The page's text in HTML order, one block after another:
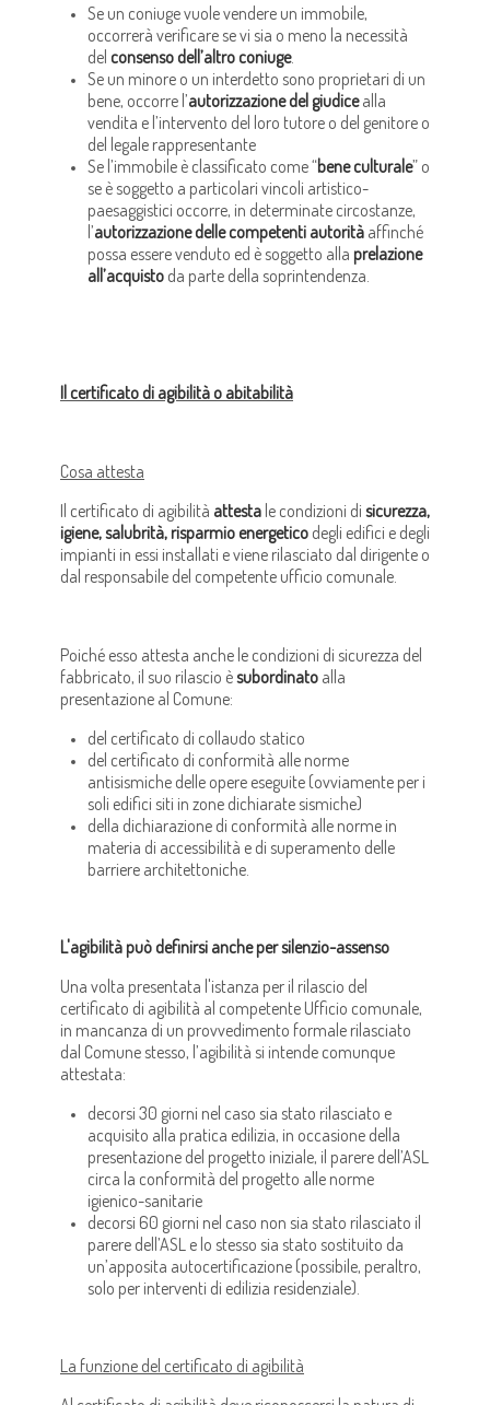
Se un coniuge vuole vendere un immobile,
occorrerà verificare se vi sia o meno la necessità
del consenso dell’altro coniuge.
Se un minore o un interdetto sono proprietari di un
bene, occorre l’autorizzazione del giudicealla
vendita e l’intervento del loro tutore o del genitore o
del legale rappresentante
Se l’immobile è classificato come “bene culturale” o
se è soggetto a particolari vincoli artistico-
paesaggistici occorre, in determinate circostanze,
l’autorizzazione delle competenti autorità affinché
possa essere venduto ed è soggetto alla prelazione
all’acquisto da parte della soprintendenza.
Il certificato di agibilità o abitabilità
Cosa attesta
Il certificato di agibilità attesta le condizioni di sicurezza,
igiene, salubrità, risparmio energetico degli edifici e degli
impianti in essi installati e viene rilasciato dal dirigente o
dal responsabile del competente ufficio comunale.
Poiché esso attesta anche le condizioni di sicurezza del
fabbricato, il suo rilascio èsubordinato alla
presentazione al Comune:
del certificato di collaudo statico
del certificato di conformità alle norme
antisismiche delle opere eseguite (ovviamente per i
soli edifici siti in zone dichiarate sismiche)
della dichiarazione di conformità alle norme in
materia di accessibilità e di superamento delle
barriere architettoniche.
L'agibilità può definirsi anche per silenzio-assenso
Una volta presentata l'istanza per il rilascio del
certificato di agibilità al competente Ufficio comunale,
in mancanza di un provvedimento formale rilasciato
dal Comune stesso, l’agibilità si intende comunque
attestata:
decorsi 30 giorni nel caso sia stato rilasciato e
acquisito alla pratica edilizia, in occasione della
presentazione del progetto iniziale, il parere dell’ASL
circa la conformità del progetto alle norme
igienico-sanitarie
decorsi 60 giorni nel caso non sia stato rilasciato il
parere dell’ASL e lo stesso sia stato sostituito da
un’apposita autocertificazione (possibile, peraltro,
solo per interventi di edilizia residenziale).
La funzione del certificato di agibilità